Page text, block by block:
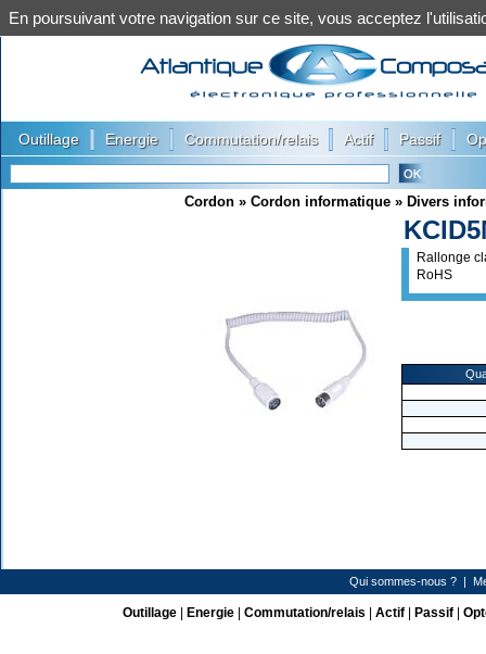
Outillage Energie Commutation/relais Actif Passif
Cordon » Cordon informatique » Divers
Rallonge
RoHS
Qui sommes-nous ? |
Outillage| Energie| Commutation/relais Actif| Passif|
En poursuivant votre navigation sur ce site, vous acceptez